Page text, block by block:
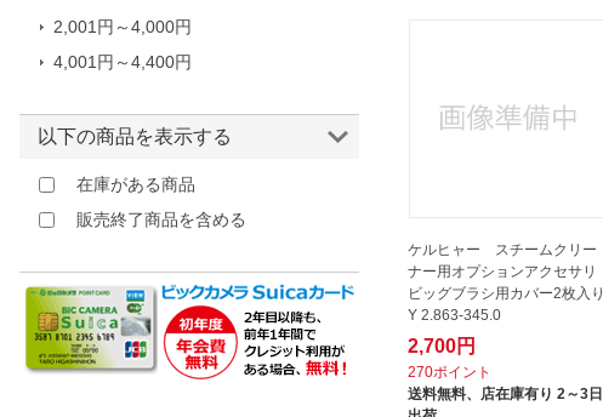
ケルヒャー スチームクリー
ナー用オプションアクセサリ
ビッグブラシ用カバー2枚入り
Y 2.863-345.0
2,700円
270ポイント
送料無料、 店在庫有り 2～3日
2,001円～4,000円
4,001円～4,400円
以下の商品を表示する
在庫がある商品
販売終了商品を含める